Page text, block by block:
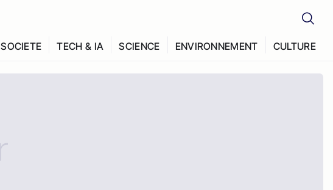
SOCIETE TECH & IA SCIENCE ENVIRONNEMENT CULTURE